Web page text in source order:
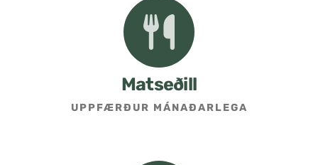
Matseðill
UPPFÆRÐUR MÁNAÐARLEGA